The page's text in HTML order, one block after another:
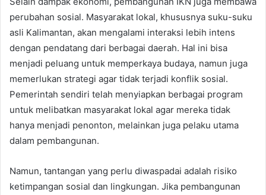
perubahan sosial. Masyarakat lokal, khususnya suku-suku
asli Kalimantan, akan mengalami interaksi lebih intens
dengan pendatang dari berbagai daerah. Hal ini bisa
menjadi peluang untuk memperkaya budaya, namun juga
memerlukan strategi agar tidak terjadi konflik sosial.
Pemerintah sendiri telah menyiapkan berbagai program
untuk melibatkan masyarakat lokal agar mereka tidak
hanya menjadi penonton, melainkan juga pelaku utama
dalam pembangunan.
Namun, tantangan yang perlu diwaspadai adalah risiko
ketimpangan sosial dan lingkungan. Jika pembangunan